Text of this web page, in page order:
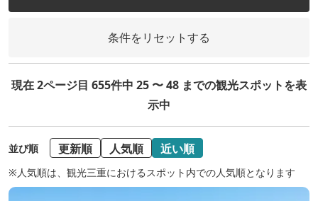
条件をリセットする
現在 2ページ目 655件中 25 〜 48 までの観光スポットを表
示中
並び順 更新順 人気順 近い順
※人気順は、観光三重におけるスポット内での人気順となります